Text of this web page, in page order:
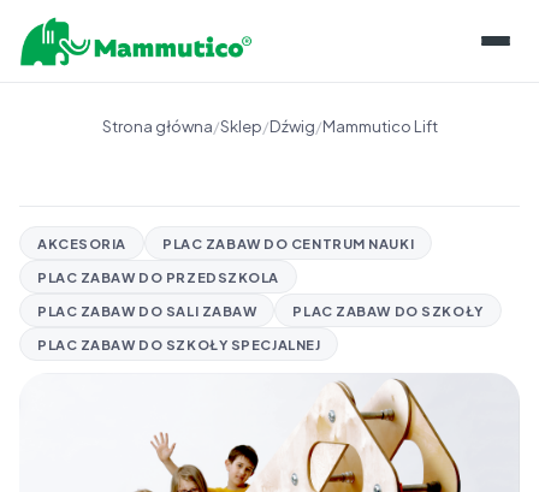
PRZECHOWYWANIE
OPINIE EKSPERTÓW
INFORMACJE
BLOG
BAZA WIEDZY
KONTAKT
NAPISZ DO NAS
Strona główna/Sklep/Dźwig/Mammutico Lift
AKCESORIA
PLAC ZABAW DO CENTRUM NAUKI
PLAC ZABAW DO PRZEDSZKOLA
PLAC ZABAW DO SALI ZABAW
PLAC ZABAW DO SZKOŁY
PLAC ZABAW DO SZKOŁY SPECJALNEJ